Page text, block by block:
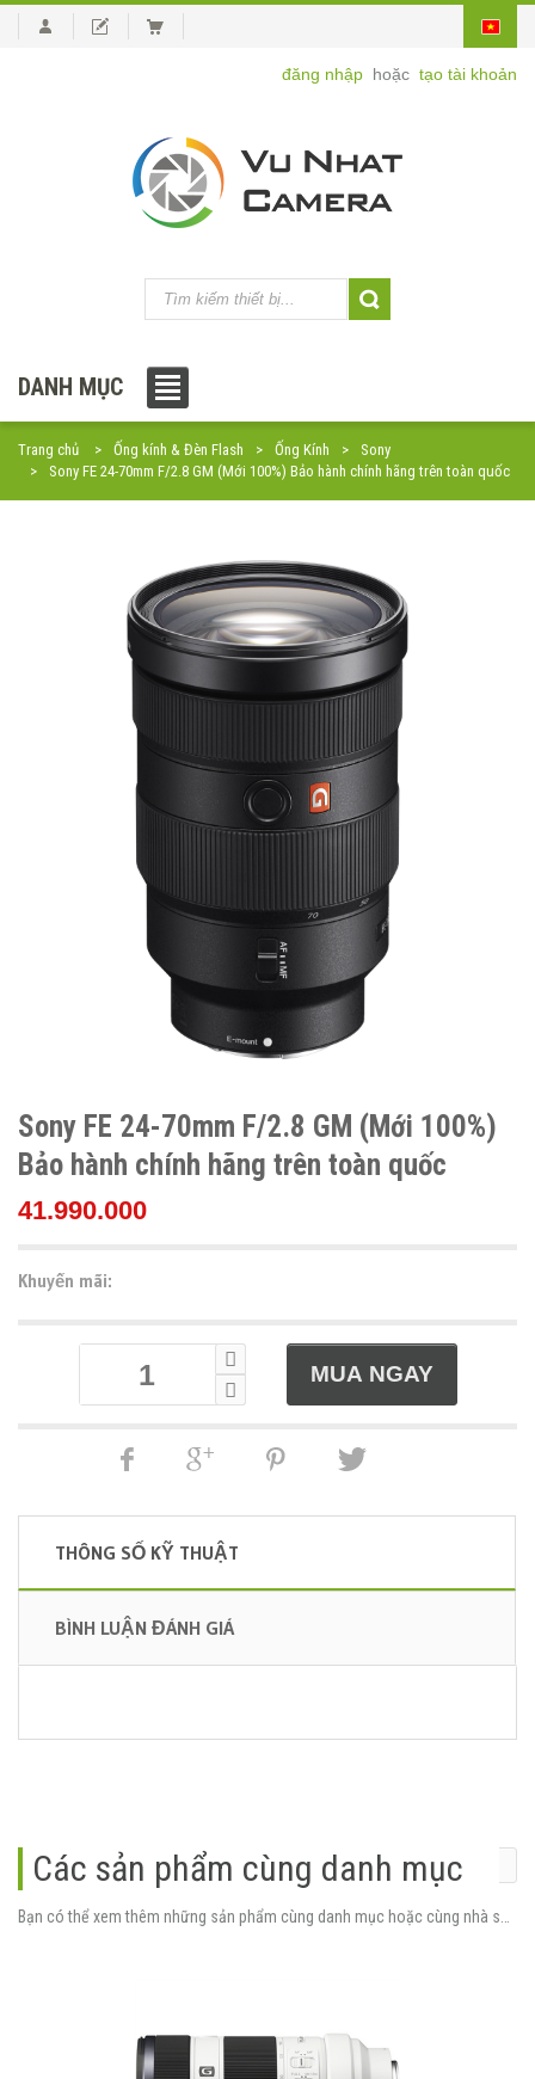
đăng nhập hoặc tạo tài khoản
DANH MỤC
Trang chủ Ống kính & Đèn Flash Ống Kính
Sony
Sony FE 24-70mm F/2.8 GM (Mới 100%) Bảo hành chính hãng trên toàn quốc
Sony FE 24-70mm F/2.8 GM (Mới 100%)
Bảo hành chính hãng trên toàn quốc
41.990.000
Khuyến mãi:
THÔNG SỐ KỸ THUẬT
BÌNH LUẬN ĐÁNH GIÁ
Các sản phẩm cùng danh mục